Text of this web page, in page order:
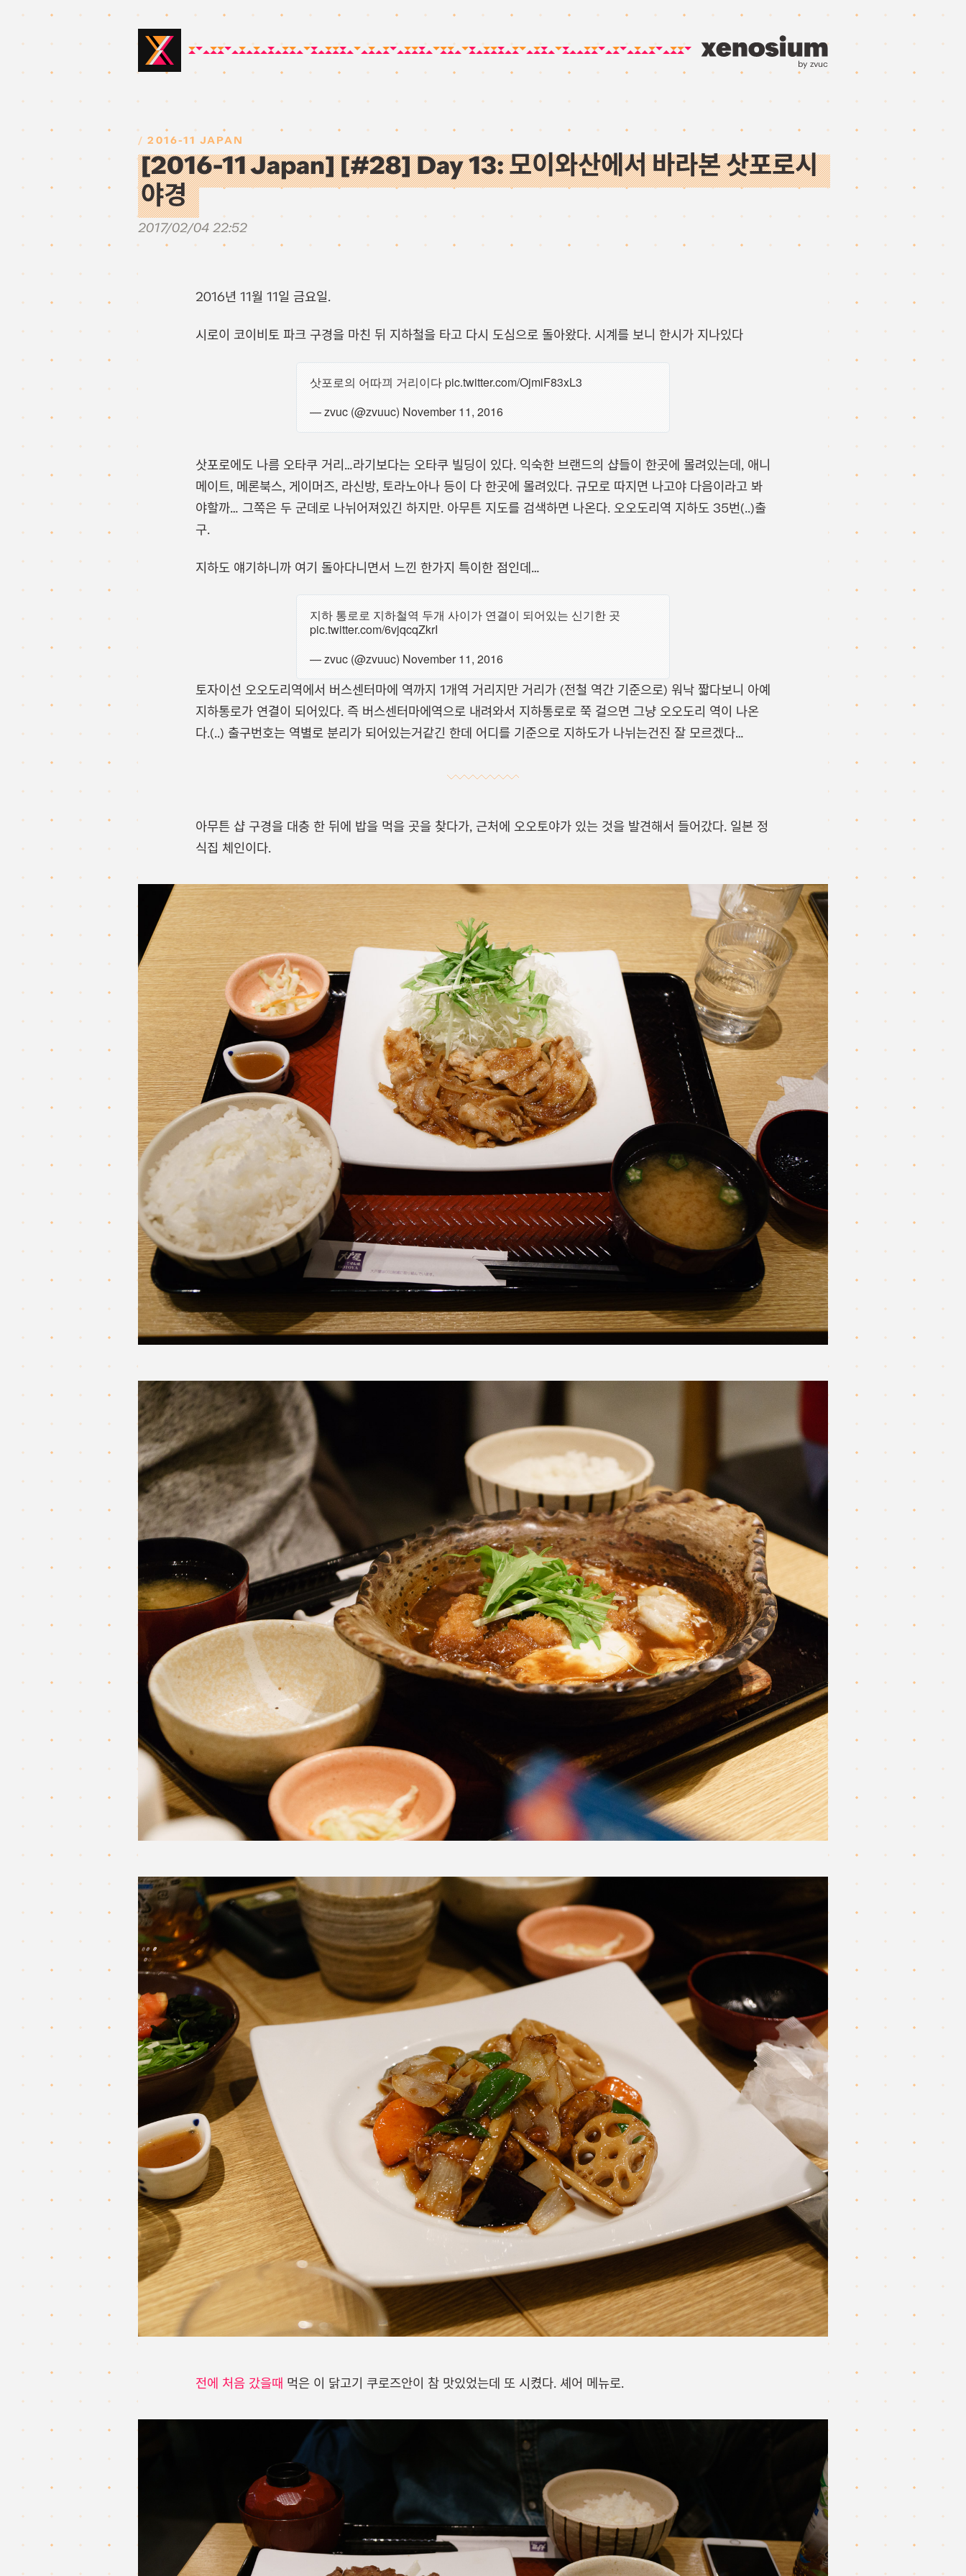
by zvuc
2016-11 JAPAN
[2016-11 Japan] [#28] Day 13: 모이와산에서 바라본 삿포로시
야경
2017/02/04 22:52
2016년 11월 11일 금요일.
시로이 코이비토 파크 구경을 마친 뒤 지하철을 타고 다시 도심으로 돌아왔다. 시계를 보니 한시가 지나있다
삿포로의 어따끠 거리이다pic.twitter.com/OjmiF83xL3
— zvuc (@zvuuc) November 11, 2016
삿포로에도 나름 오타쿠 거리…라기보다는 오타쿠 빌딩이 있다. 익숙한 브랜드의 샵들이 한곳에 몰려있는데, 애니
메이트, 메론북스, 게이머즈, 라신방, 토라노아나 등이 다 한곳에 몰려있다. 규모로 따지면 나고야 다음이라고 봐
야할까… 그쪽은 두 군데로 나뉘어져있긴 하지만. 아무튼 지도를 검색하면 나온다. 오오도리역 지하도 35번(..)출
구.
지하도 얘기하니까 여기 돌아다니면서 느낀 한가지 특이한 점인데…
지하 통로로 지하철역 두개 사이가 연결이 되어있는 신기한 곳
pic.twitter.com/6vjqcqZkrI
— zvuc (@zvuuc) November 11, 2016
토자이선 오오도리역에서 버스센터마에 역까지 1개역 거리지만 거리가 (전철 역간 기준으로) 워낙 짧다보니 아예
지하통로가 연결이 되어있다. 즉 버스센터마에역으로 내려와서 지하통로로 쭉 걸으면 그냥 오오도리 역이 나온
다.(..) 출구번호는 역별로 분리가 되어있는거같긴 한데 어디를 기준으로 지하도가 나뉘는건진 잘 모르겠다…
아무튼 샵 구경을 대충 한 뒤에 밥을 먹을 곳을 찾다가, 근처에 오오토야가 있는 것을 발견해서 들어갔다. 일본 정
식집 체인이다.
전에 처음 갔을때 먹은 이 닭고기 쿠로즈안이 참 맛있었는데 또 시켰다. 셰어 메뉴로.